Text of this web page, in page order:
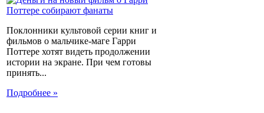
Поклонники культовой серии книг и
фильмов о мальчике-маге Гарри
Поттере хотят видеть продолжении
истории на экране. При чем готовы
принять...
Подробнее »